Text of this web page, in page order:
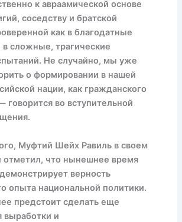
к авраамической основе
соседству и братской
как в благодатные
в сложные, трагические
Не случайно, мы уже
о формировании в нашей
нации, как гражданского
говорится во вступительной
Муфтий Шейх Равиль в своем
отметил, что нынешнее время
верность
опыта национальной политики.
предстоит сделать еще
выработки и